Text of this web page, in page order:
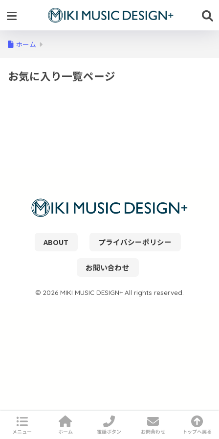
ホーム
お気に入り一覧ページ
ABOUT プライバシーポリシー
お問い合わせ
© 2026 MIKI MUSIC DESIGN+ All rights reserved.
メニュー ホーム 電話ボタン お問合わせ トップへ戻る